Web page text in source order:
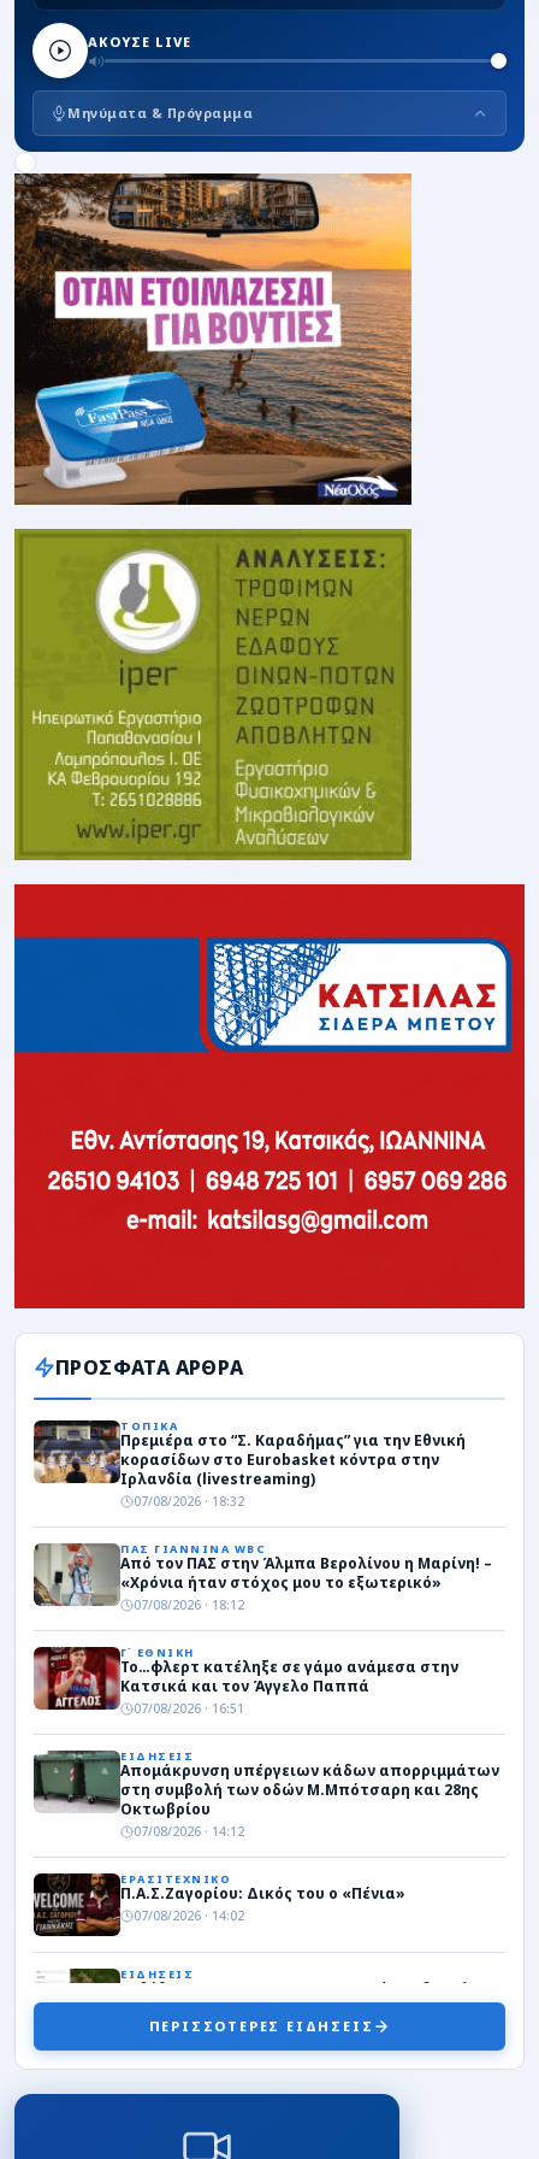
ΑΚΟΥΣΕ LIVE
Μηνύματα & Πρόγραμμα
ΠΡΟΣΦΑΤΑ ΑΡΘΡΑ
ΤΟΠΙΚΑ
Πρεμιέρα στο “Σ. Καραδήμας” για την Εθνική
κορασίδων στο Eurobasket κόντρα στην
Ιρλανδία (livestreaming)
07/08/2026 · 18:32
ΠΑΣ ΓΙΑΝΝΙΝΑ WBC
Από τον ΠΑΣ στην Άλμπα Βερολίνου η Μαρίνη! –
«Χρόνια ήταν στόχος μου το εξωτερικό»
07/08/2026 · 18:12
Γ΄ ΕΘΝΙΚΗ
Το…φλερτ κατέληξε σε γάμο ανάμεσα στην
Κατσικά και τον Άγγελο Παππά
07/08/2026 · 16:51
ΕΙΔΗΣΕΙΣ
Απομάκρυνση υπέργειων κάδων απορριμμάτων
στη συμβολή των οδών Μ.Μπότσαρη και 28ης
Οκτωβρίου
07/08/2026 · 14:12
ΕΡΑΣΙΤΕΧΝΙΚΟ
Π.Α.Σ.Ζαγορίου: Δικός του ο «Πένια»
07/08/2026 · 14:02
ΕΙΔΗΣΕΙΣ
Εκδόθηκε η ΚΥΑ για τη στεγαστική συνδρομή των
πληγέντων από τον σεισμό της 8ης Μαρτίου
07/08/2026 · 13:34
Πέρασε στον ημιτελικό του παγκοσμίου ο
Μουσελίμης – Στον μικρό τελικό Γιουγλή και Ήλη
07/08/2026 · 12:23
ΠΕΡΙΣΣΟΤΕΡΕΣ ΕΙΔΗΣΕΙΣ